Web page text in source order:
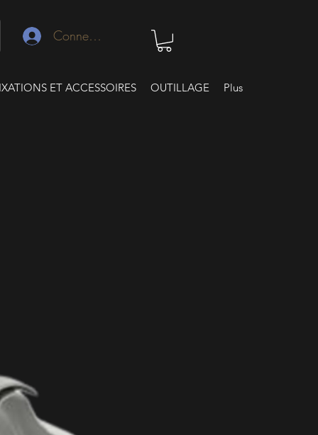
Connexion
ET ACCESSOIRES OUTILLAGE Plus